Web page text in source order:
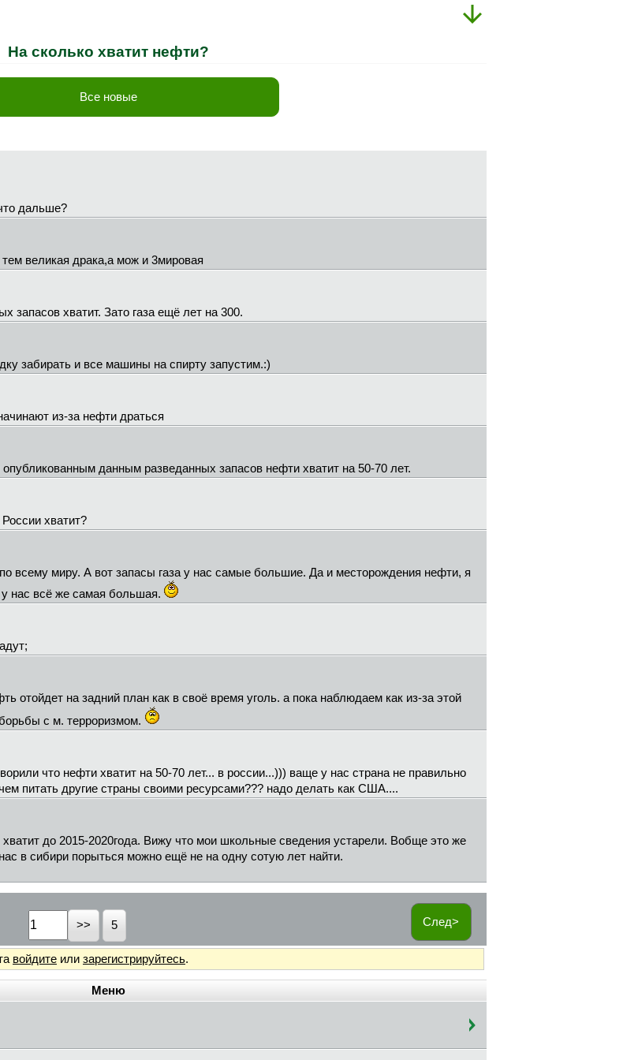
На сколько хватит нефти?
Все новые
дальше?
великая драка,а мож и 3мировая
запасов хватит. Зато газа ещё лет на 300.
забирать и все машины на спирту запустим.:)
из-за нефти драться
данным разведанных запасов нефти хватит на 50-70 лет.
хватит?
всему миру. А вот запасы газа у нас самые большие. Да и месторождения нефти, я
нас всё же самая большая.
отойдет на задний план как в своё время уголь. а пока наблюдаем как из-за этой
с м. терроризмом.
что нефти хватит на 50-70 лет... в россии...))) ваще у нас страна не правильно
питать другие страны своими ресурсами??? надо делать как США....
хватит до 2015-2020года. Вижу что мои школьные сведения устарели. Вобще это же
в сибири порыться можно ещё не на одну сотую лет найти.
След>
5
войдите или зарегистрируйтесь.
Меню